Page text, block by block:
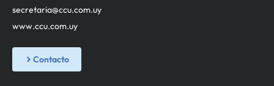
secretaria@ccu.com.uy
www.ccu.com.uy
Contacto